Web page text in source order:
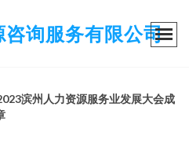
询服务有限公司
滨州人力资源服务业发展大会成